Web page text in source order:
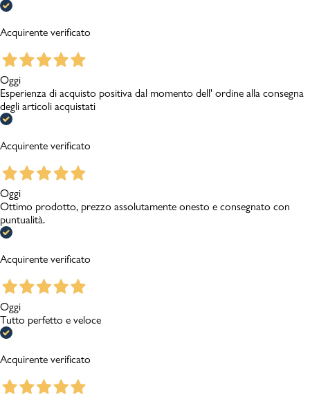
Acquirente verificato
Oggi
Esperienza di acquisto positiva dal momento dell' ordine alla consegna
degli articoli acquistati
Acquirente verificato
Oggi
Ottimo prodotto, prezzo assolutamente onesto e consegnato con
puntualità.
Acquirente verificato
Oggi
Tutto perfetto e veloce
Acquirente verificato